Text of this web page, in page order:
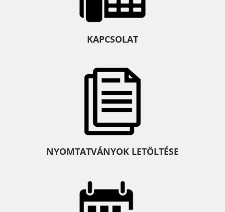
KAPCSOLAT
NYOMTATVÁNYOK LETÖLTÉSE